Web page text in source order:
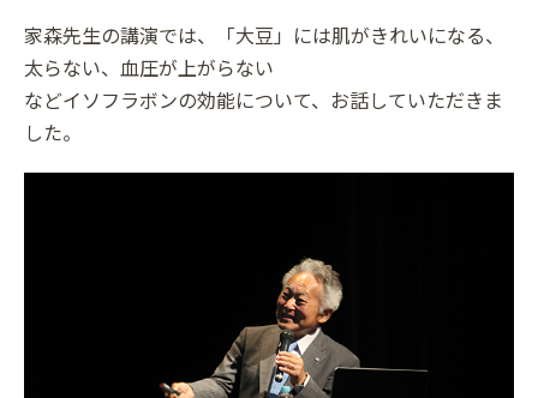
家森先生の講演では、「大豆」には肌がきれいになる、
太らない、血圧が上がらない
などイソフラボンの効能について、お話していただきま
した。